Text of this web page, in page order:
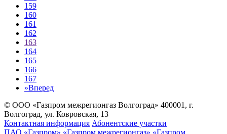
159
160
161
162
163
164
165
166
167
»Вперед
© ООО «Газпром межрегионгаз Волгоград» 400001, г.
Волгоград, ул. Ковровская, 13
Контактная информация Абонентские участки
ПАО «Газпром» «Газпром межрегионгаз» «Газпром